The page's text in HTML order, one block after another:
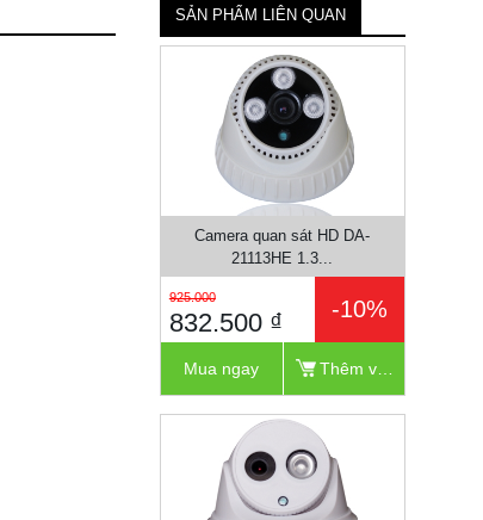
SẢN PHẨM LIÊN QUAN
Camera quan sát HD DA-
21113HE 1.3...
925.000
832.500 ₫ -10%
Mua ngay Thêm vào giỏ